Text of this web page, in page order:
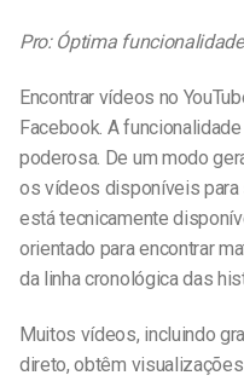
Pro: Óptima
Encontrar vídeos no
Facebook. A
poderosa. De um modo
os vídeos disponíveis para
está tecnicamente
orientado para encontrar
da linha cronológica das
Muitos vídeos, incluindo
direto, obtêm